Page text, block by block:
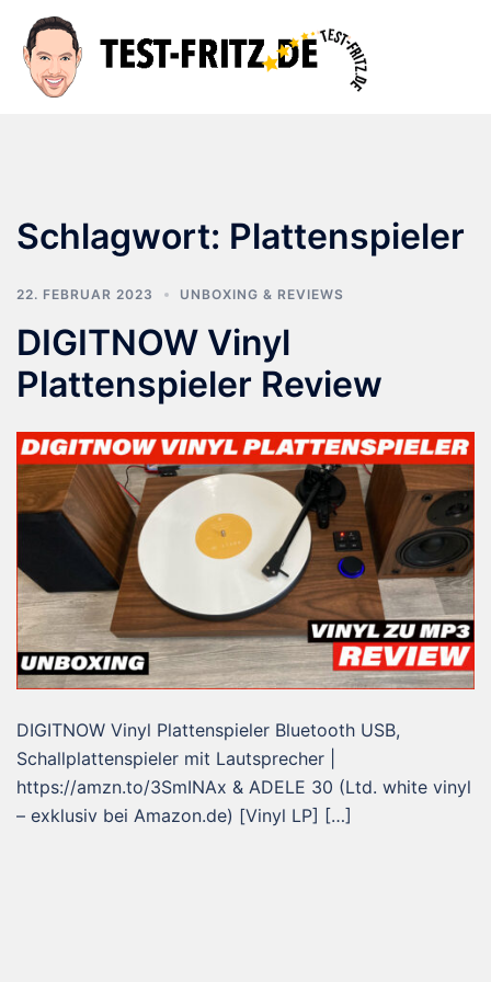
Inhalt
springen
Schlagwort: Plattenspieler
22. FEBRUAR 2023 UNBOXING & REVIEWS
DIGITNOW Vinyl
Plattenspieler Review
DIGITNOW Vinyl Plattenspieler Bluetooth USB,
Schallplattenspieler mit Lautsprecher |
https://amzn.to/3SmINAx & ADELE 30 (Ltd. white vinyl
– exklusiv bei Amazon.de) [Vinyl LP] […]